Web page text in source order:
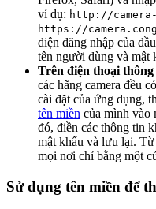
ví dụ: http://
https://
diện đăng nhập của
tên người dùng và mật
Trên điện thoại
các hãng camera đều
cài đặt của ứng dụng,
tên miền của mình vào
đó, điền các thông tin
mật khẩu và lưu lại.
mọi nơi chỉ bằng một
Sử dụng tên miền để